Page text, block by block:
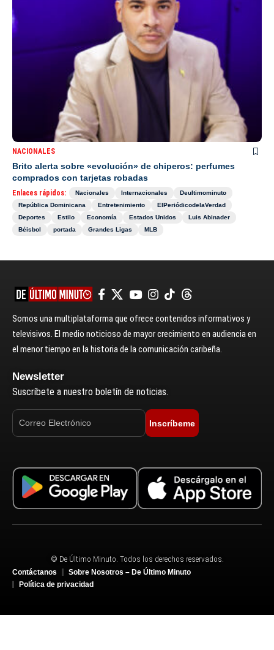
NACIONALES
Brito alerta sobre «evolución» de chiperos: perfumes
comprados con tarjetas robadas
Enlaces rápidos: Nacionales Internacionales
Deultimominuto
República Dominicana
Entretenimiento
ElPeriódicodelaVerdad
Deportes
Estilo Economía Estados Unidos
Luis Abinader
Béisbol
portada Grandes Ligas MLB
Somos una multiplataforma que ofrece contenidos informativos y
televisivos. El medio noticioso de mayor crecimiento en audiencia en
el menor tiempo en la historia de la comunicación caribeña.
Newsletter
Suscríbete a nuestro boletín de noticias.
Inscríbeme
© De Último Minuto. Todos los derechos reservados.
Contáctanos
Sobre Nosotros – De Último Minuto
Política de privacidad